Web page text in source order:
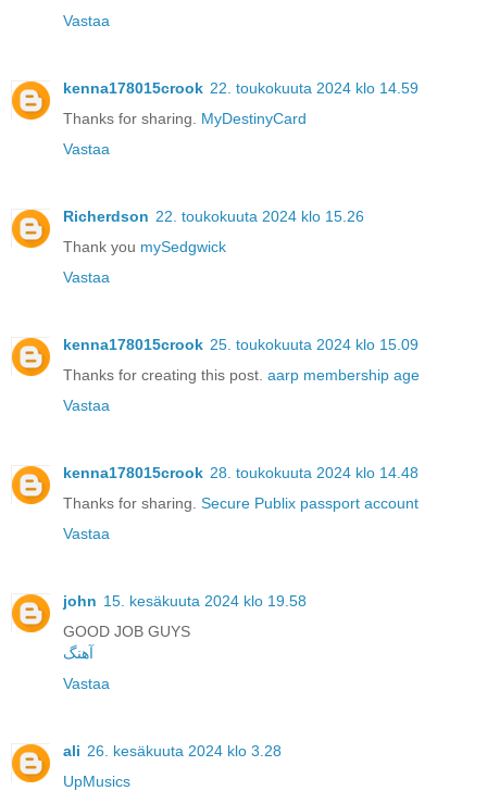
Vastaa
kenna178015crook 22. toukokuuta 2024 klo 14.59
Thanks for sharing. MyDestinyCard
Vastaa
Richerdson 22. toukokuuta 2024 klo 15.26
Thank you mySedgwick
Vastaa
kenna178015crook 25. toukokuuta 2024 klo 15.09
Thanks for creating this post. aarp membership age
Vastaa
kenna178015crook 28. toukokuuta 2024 klo 14.48
Thanks for sharing. Secure Publix passport account
Vastaa
john 15. kesäkuuta 2024 klo 19.58
GOOD JOB GUYS
آهنگ
Vastaa
ali 26. kesäkuuta 2024 klo 3.28
UpMusics